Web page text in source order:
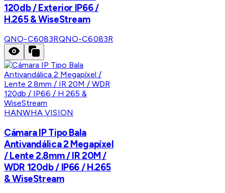
120db / Exterior IP66 /
H.265 & WiseStream
QNO-C6083RQNO-C6083R
HANWHA VISION
Cámara IP Tipo Bala
Antivandálica 2 Megapíxel
/ Lente 2.8mm / IR 20M /
WDR 120db / IP66 / H.265
& WiseStream